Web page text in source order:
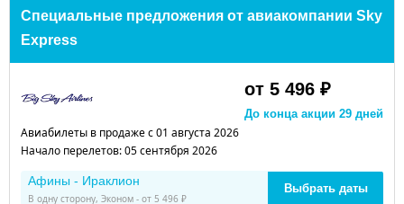
Специальные предложения от авиакомпании Sky
Express
от 5 496 ₽
До конца акции 29 дней
Авиабилеты в продаже с 01 августа 2026
Начало перелетов: 05 сентября 2026
Афины - Ираклион
В одну сторону, Эконом - от 5 496 ₽
Выбрать даты